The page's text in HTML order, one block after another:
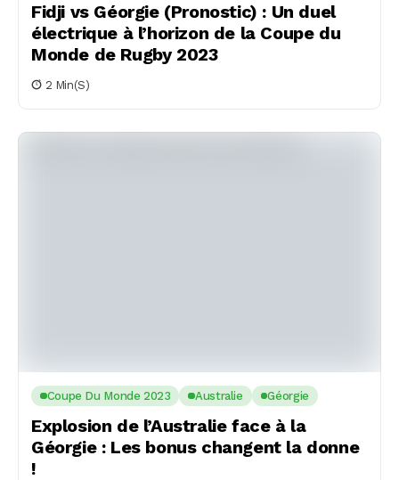
Fidji vs Géorgie (Pronostic) : Un duel
électrique à l’horizon de la Coupe du
Monde de Rugby 2023
2 Min(s)
Coupe Du Monde 2023 Australie Géorgie
Explosion de l’Australie face à la
Géorgie : Les bonus changent la donne
!